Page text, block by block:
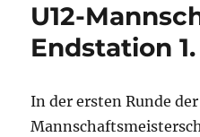
U12-
Endstation
In der ersten Runde